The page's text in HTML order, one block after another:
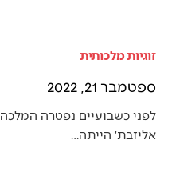
זוגיות מלכותית
ספטמבר 21, 2022
אליזבת׳ הייתה…